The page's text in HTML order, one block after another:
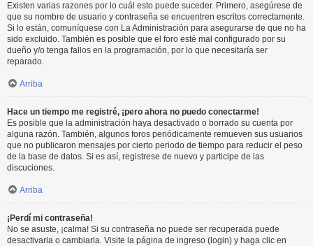
Existen varias razones por lo cuál esto puede suceder. Primero, asegúrese de
que su nombre de usuario y contraseña se encuentren escritos correctamente.
Si lo están, comuníquese con La Administración para asegurarse de que no ha
sido excluido. También es posible que el foro esté mal configurado por su
dueño y/o tenga fallos en la programación, por lo que necesitaría ser
reparado.
Arriba
Hace un tiempo me registré, ¡pero ahora no puedo conectarme!
Es posible que la administración haya desactivado o borrado su cuenta por
alguna razón. También, algunos foros periódicamente remueven sus usuarios
que no publicaron mensajes por cierto periodo de tiempo para reducir el peso
de la base de datos. Si es así, registrese de nuevo y participe de las
discuciones.
Arriba
¡Perdí mi contraseña!
No se asuste, ¡calma! Si su contraseña no puede ser recuperada puede
desactivarla o cambiarla. Visite la página de ingreso (login) y haga clic en